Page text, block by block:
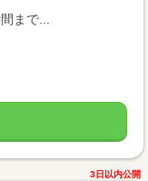
まで...
3日以内公開